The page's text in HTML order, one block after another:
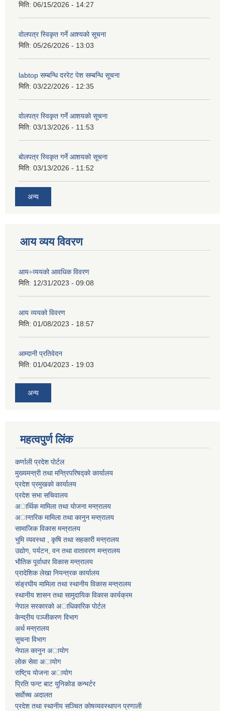
मिति: 06/15/2026 - 14:27
वोलपत्र स्विकृत गर्ने आश्यको सूचना
मिति: 05/26/2026 - 13:03
labtop सम्बन्धि दररेट पेश सम्बन्धि सूचना
मिति: 03/22/2026 - 12:35
वोलपत्र स्विकृत गर्ने आशयको सूचना
मिति: 03/13/2026 - 11:53
बोलपत्र स्विकृत गर्ने आशयको सूचना
मिति: 03/13/2026 - 11:52
अन्य
आय व्यय विवरण
आय÷व्ययको आवधिक विवरण
मिति: 12/31/2023 - 09:08
आय व्ययको विवरण
मिति: 01/08/2023 - 18:57
आम्दानी प्रतिवेदन
मिति: 01/04/2023 - 19:03
अन्य
महत्वपुर्ण लिंक
कर्णाली प्रदेश पाेर्टल
मुख्यमन्त्री तथा मन्त्रिपरिषद्काे कार्यालय
प्रदेश प्रमुखकाे कार्यालय
प्रदेश सभा सचिवालय
अार्थिक मामिला तथा याेजना मन्त्रालय
अान्तरिक मामिला तथा कानुन मन्त्रालय
सामाजिक विकास मन्त्रालय
भुमि व्यवस्था , कृषि तथा सहकारी मन्त्रालय
उद्याेग, पर्यटन, वन तथा वातावरण मन्त्रालय
भाैतिक पूर्वाधार विकास मन्त्रालय
प्रादेशिक लेखा नियन्त्रक कार्यालय
संङ्रघीय मामिला तथा स्थानीय विकास मन्त्रालय
स्थानीय शासन तथा सामुदायिक विकास कार्यक्रम
नेपाल सरकारकाे अाधिकारिक पाेर्टल
केन्द्रीय पञ्जीकरण विभाग
अर्थ मन्त्रालय
सुचना विभाग
नेपाल कानुन अायाेग
लाेक सेवा अायाेग
राष्टि्य याेजना अायाेग
प्रिति फन्ट बाट युनिकाेड कन्भर्टर
सर्वाेच्च अदालत
प्रदेश तथा स्थानीय सञ्चित काेषव्यवस्थापन प्रणाली